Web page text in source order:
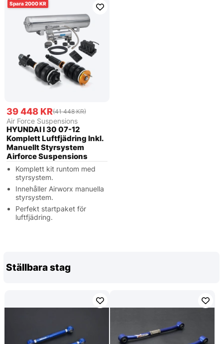
2000
39 448 KR(41 448 KR)
Air Force Suspensions
HYUNDAI I 30 07-12
Komplett Luftfjädring Inkl.
Manuellt Styrsystem
Airforce Suspensions
Komplett kit runtom med
styrsystem.
Innehåller Airworx manuella
styrsystem.
Perfekt startpaket för
luftfjädring.
Ställbara stag